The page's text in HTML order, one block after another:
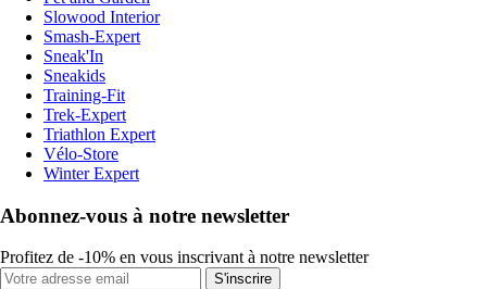
Slowood Interior
Smash-Expert
Sneak'In
Sneakids
Training-Fit
Trek-Expert
Triathlon Expert
Vélo-Store
Winter Expert
Abonnez-vous à notre newsletter
Profitez de -10% en vous inscrivant à notre newsletter
S'inscrire